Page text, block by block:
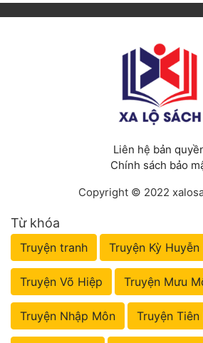
Liên hệ bản
Chính sách bảo
Copyright © 2022
Từ khóa
Truyện tranh Truyện Kỳ Huyễn
Truyện Võ Hiệp Truyện Mưu
Truyện Nhập Môn Truyện Tiên